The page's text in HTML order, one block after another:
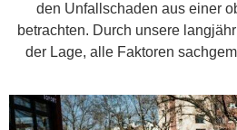
den Unfallschaden aus einer
betrachten. Durch unsere
der Lage, alle Faktoren